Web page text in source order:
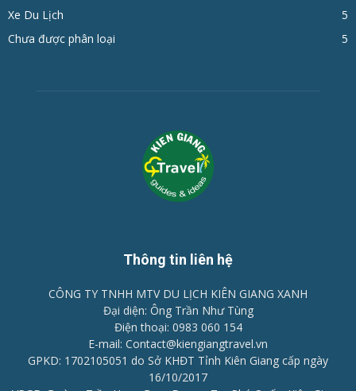
Xe Du Lịch
5
Chưa được phân loại
5
Thông tin liên hệ
CÔNG TY TNHH MTV DU LỊCH KIÊN GIANG XANH
Đại diện: Ông Trần Như Tùng
Điện thoại: 0983 060 154
E-mail: Contact@kiengiangtravel.vn
GPKD: 1702105051 do Sở KHĐT Tỉnh Kiên Giang cấp ngày
16/10/2017